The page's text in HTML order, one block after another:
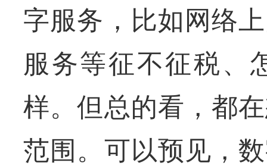
字服务，比如网络
服务等征不征税、
样。但总的看，都
范围。可以预见，